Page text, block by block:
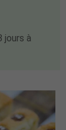
jours à